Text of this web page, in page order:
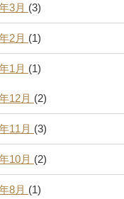
3月 (3)
2月 (1)
1月 (1)
12月 (2)
11月 (3)
10月 (2)
8月 (1)